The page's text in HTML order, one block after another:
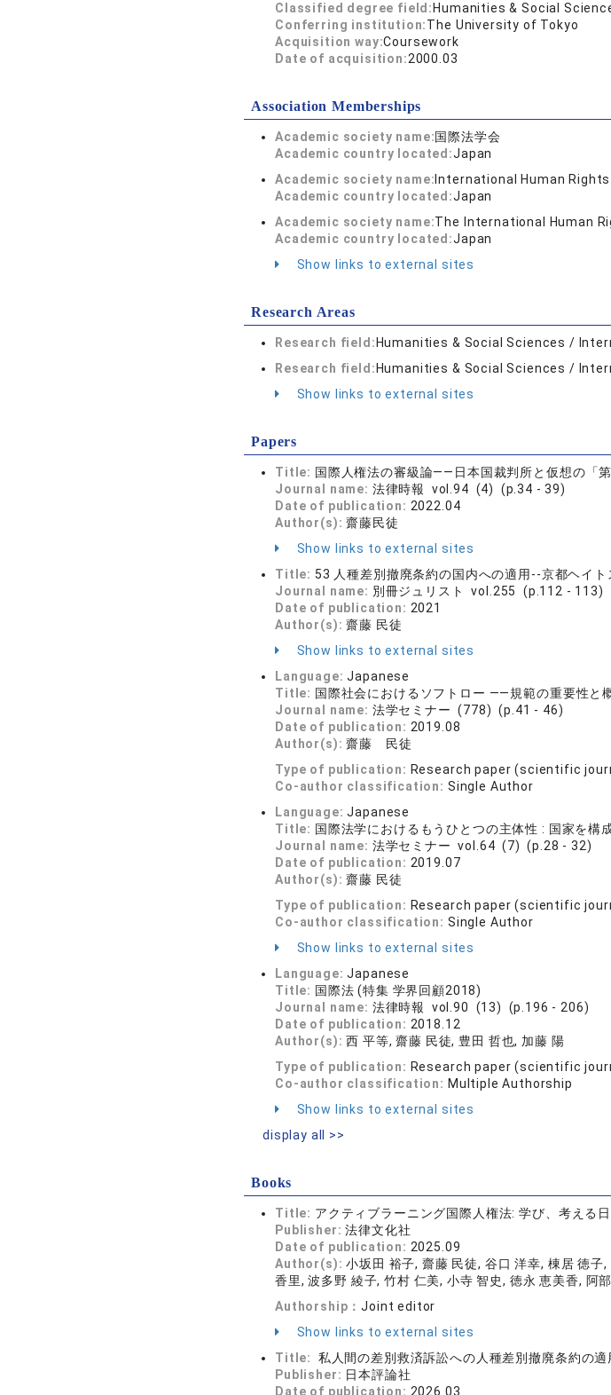
Classified degree field: Humanities & Social
Conferring institution:The University of Tokyo
Acquisition way:Coursework
Date of acquisition:2000.03
Association Memberships
Academic society name:国際法学会
Academic country located:Japan
Academic society name: International Human
Academic country located:Japan
Academic society name:The International Human
Academic country located:Japan
Show links to external sites
Research Areas
Research field: Humanities & Social Sciences /
Research field: Humanities & Social Sciences /
Show links to external sites
Papers
Title: 国際人権法の審級論――日本国裁判所と仮想の「第
Journal name: 法律時報 vol.94 (4) (p.34 - 39)
Date of publication: 2022.04
Author(s):齋藤民徒
Show links to external sites
Title: 53 人種差別撤廃条約の国内への適用--京都ヘイト
Journal name: 別冊ジュリスト vol.255 (p.112 - 113)
Date of publication: 2021
Author(s):齋藤 民徒
Show links to external sites
Language:Japanese
Title: 国際社会におけるソフトロー ――規範の重要性と
Journal name: 法学セミナー (778) (p.41 - 46)
Date of publication: 2019.08
Author(s):齋藤 民徒
Type of publication: Research paper (scientific
Co-author classification: Single Author
Language:Japanese
Title: 国際法学におけるもうひとつの主体性 : 国家を
Journal name: 法学セミナー vol.64 (7) (p.28 - 32)
Date of publication: 2019.07
Author(s):齋藤 民徒
Type of publication: Research paper (scientific
Co-author classification: Single Author
Show links to external sites
Language:Japanese
Title: 国際法 (特集 学界回顧2018)
Journal name: 法律時報 vol.90 (13) (p.196 - 206)
Date of publication: 2018.12
Author(s):西 平等, 齋藤 民徒, 豊田 哲也, 加藤 陽
Type of publication: Research paper (scientific
Co-author classification: Multiple Authorship
Show links to external sites
display all >>
Books
Title: アクティブラーニング国際人権法: 学び、考える
Publisher:法律文化社
Date of publication: 2025.09
Author(s):小坂田 裕子, 齋藤 民徒, 谷口 洋幸, 棟居 徳
香里, 波多野 綾子, 竹村 仁美, 小寺 智史, 徳永 恵美香, 阿
Authorship：Joint editor
Show links to external sites
Title:
私人間の差別救済訴訟への人種差別撤廃条約の
Publisher: 日本評論社
Date of publication: 2026.03